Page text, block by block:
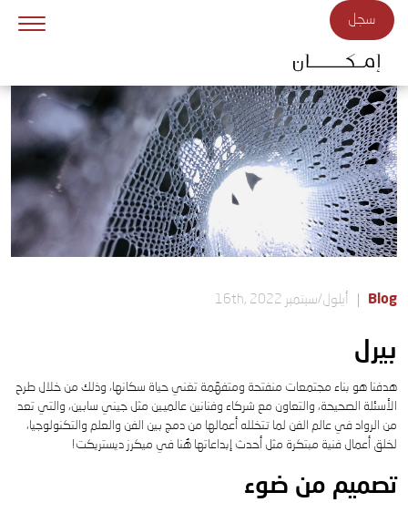
Skip to main content
سجل
Blog أيلول/سبتمبر 16th, 2022
بيرل
هدفنا هو بناء مجتمعات منفتحة ومتفهّمة تغني حياة سكانها، وذلك من خلال طرح
الأسئلة الصحيحة، والتعاون مع شركاء وفنانين عالميين مثل جيني سابين، والتي تعد
من الرواد في عالم الفن لما تتخلله أعمالها من دمج بين الفن والعلم والتكنولوجيا،
لخلق أعمال فنية مبتكرة مثل أحدث إبداعاتها هُنا في ميكرز ديستريكت!
تصميم من ضوء